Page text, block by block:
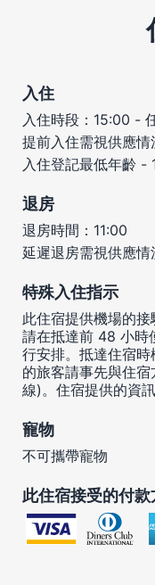
入住
入住時段：15:00 -
提前入住需視供應情
入住登記最低年齡 -
退房
退房時間：11:00
延遲退房需視供應情
特殊入住指示
此住宿提供機場的
請在抵達前 48 小時
行安排。抵達住宿
的旅客請事先與住
線)。住宿提供的資
寵物
不可攜帶寵物
此住宿接受的付款